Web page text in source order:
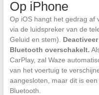
Op iPhone
Op iOS hangt het gedrag af
via de luidspreker van de
Geluid en stem).
Bluetooth overschakelt.
CarPlay, zal Waze
van het voertuig te
aangesloten, maar dit is
Bluetooth.